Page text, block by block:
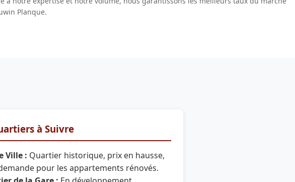
Planque.
à Suivre
Ville : Quartier historique, prix en hausse,
pour les appartements rénovés.